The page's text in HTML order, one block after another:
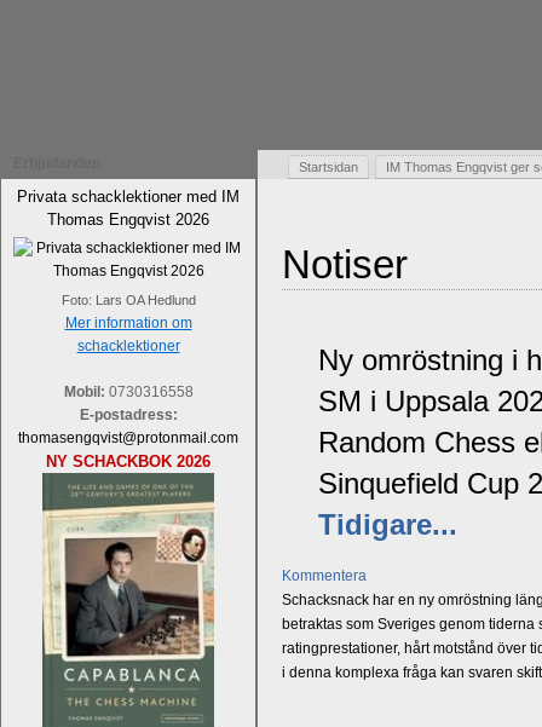
Privata schacklektioner med IM
Thomas Engqvist 2026
Foto: Lars OA Hedlund
Mer information om
schacklektioner
Mobil: 0730316558
E-postadress:
thomasengqvist@protonmail.com
NY SCHACKBOK 2026
Startsidan IM Thomas Engqvist ger
Notiser
Ny omröstning i
SM i Uppsala
Random Chess
Sinquefield Cup
Tidigare...
Kommentera
Schacksnack har en ny omröstning
betraktas som Sveriges genom
ratingprestationer, hårt motstånd över
i denna komplexa fråga kan svaren